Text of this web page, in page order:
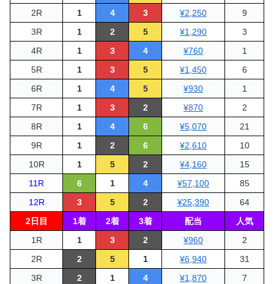
2R
1 4 3 ¥2,250
9
3R
1 2 5 ¥1,290
3
4R
1 3 4 ¥760
1
5R
1 3 5 ¥1,450
6
6R
1 4 5 ¥930
1
7R
1 3 2 ¥870
2
8R
1 4 6 ¥5,070
21
9R
1 2 6 ¥2,610
10
10R
1 5 2 ¥4,160
15
11R
6 1 4 ¥57,100
85
12R
3 5 2 ¥25,390
64
2日目
1着 2着 3着 配当
人気
1R
1 3 2 ¥960
2
2R
2 5 1 ¥6,940
31
3R
2 1 4 ¥1,870
7